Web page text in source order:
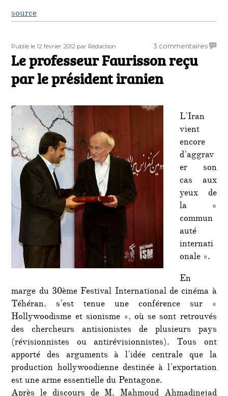
source
Publié
le
Publié le 12 février 2012 Auteur
par Rédaction 3 commentairessur
Le professeur Faurisson reçu
par le président iranien
L’Iran
vient
encore
d’aggrav
er son
cas aux
yeux de
la «
commun
auté
internati
onale ».
En
marge du 30ème Festival International de cinéma à
Téhéran, s’est tenue une conférence sur «
Hollywoodisme et sionisme », où se sont retrouvés
des chercheurs antisionistes de plusieurs pays
(révisionnistes ou antirévisionnistes). Tous ont
apporté des arguments à l’idée centrale que la
production hollywoodienne destinée à l’exportation
est une arme essentielle du Pentagone.